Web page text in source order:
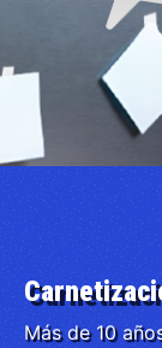
Más de 10